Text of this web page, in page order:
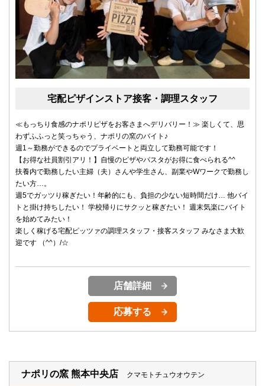
宅配ピザインストア接客・調理スタッフ
≪もっちり食感のナポリピザをお客さまへデリバリー！≫ 楽しくて、思
わずふふっと笑っちゃう、ナポリの窯のバイト♪
週1～勤務ができるのでプライベートと両立して勤務可能です！
【お得な社員割引アリ！】自慢のピザやパスタがお得に食べられる^^
扶養内で勤務したい主婦（夫）さんや学生さん、副業やWワークで勤務し
たい方…。
週5でガッツり稼ぎたい！年齢的にも、負担の少ない短時間だけ… 他バイ
トと掛け持ちしたい！ 学校帰りにサクッと稼ぎたい！ 週末気楽にバイト
を始めてみたい！
楽しく稼げる宅配ピッツァの調理スタッフ・接客スタッフ みなさま大歓
迎です （^^）/☆
店舗詳細
応募する
ナポリの窯 熊本中央店 クマモトチュウオウテン